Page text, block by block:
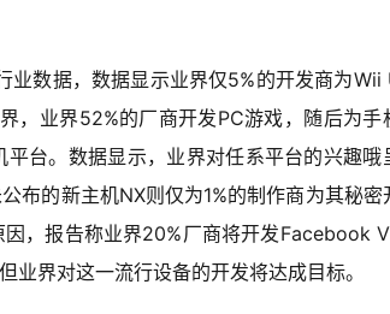
数据，数据显示业界仅5%的开发商为Wii
，业界52%的厂商开发PC游戏，随后为手
台。 数据显示，业界对任系平台的兴趣哦
布的新主机NX则仅为1%的制作商为其秘密
，报告称业界20%厂商将开发Facebook
界对这一流行设备的开发将达成目标。